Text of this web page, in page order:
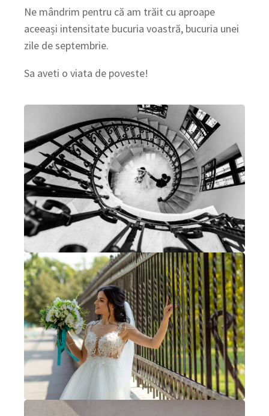
Ne mândrim pentru că am trăit cu aproape
aceeași intensitate bucuria voastră, bucuria unei
zile de septembrie.
Sa aveti o viata de poveste!